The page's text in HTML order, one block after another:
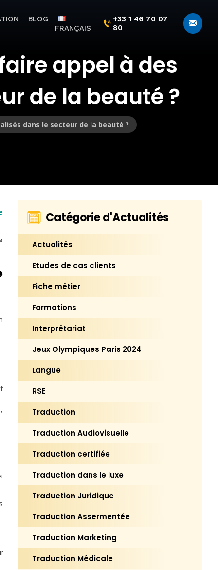
BLOG
FRANÇAIS
+33 1 46 70 07
80
appel à des
de la beauté ?
dans le secteur de la beauté ?
Catégorie d'Actualités
Actualités
Etudes de cas clients
Fiche métier
Formations
Interprétariat
Jeux Olympiques Paris 2024
Langue
RSE
Traduction
Traduction Audiovisuelle
Traduction certifiée
Traduction dans le luxe
Traduction Juridique
Traduction Assermentée
Traduction Marketing
Traduction Médicale